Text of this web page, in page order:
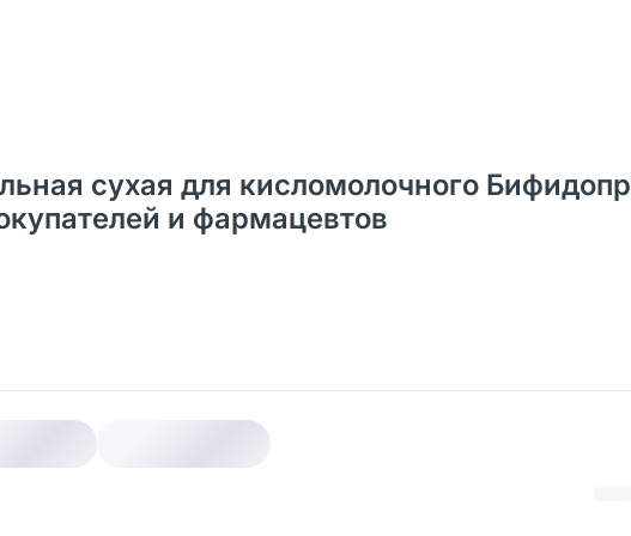
сухая для кисломолочного
и фармацевтов